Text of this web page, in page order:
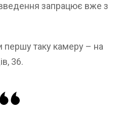
запрацює вже з
першу таку камеру – на
36.